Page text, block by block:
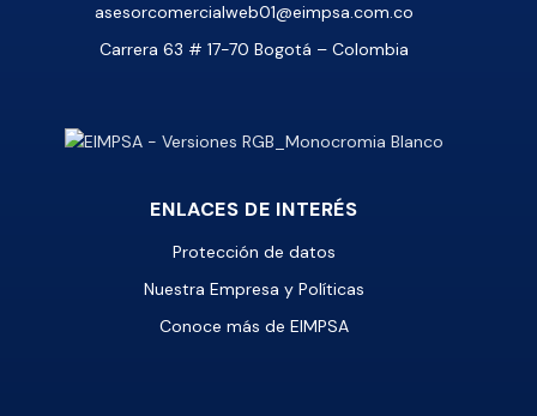
asesorcomercialweb01@eimpsa.com.co
Carrera 63 # 17-70 Bogotá – Colombia
ENLACES DE INTERÉS
Protección de datos
Nuestra Empresa y Políticas
Conoce más de EIMPSA